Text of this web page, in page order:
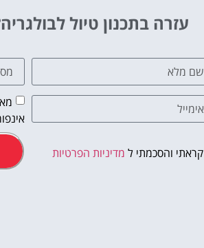
עזרה בתכנון טיול
קראתי והסכמתי ל מדיניות הפרטיות